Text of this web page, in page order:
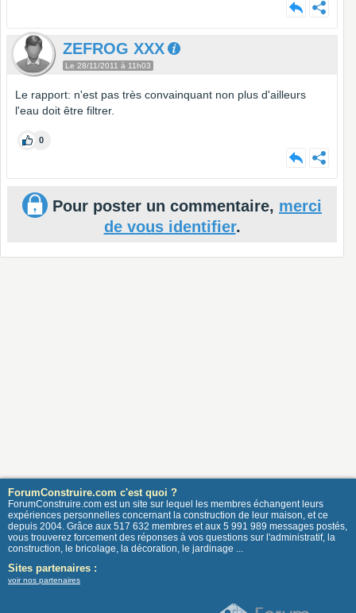
ZEFROG XXX
Le 28/11/2011 à 11h03
Le rapport: n'est pas très convainquant non plus d'ailleurs
l'eau doit être filtrer.
0
Pour poster un commentaire, merci
de vous identifier.
ForumConstruire.com c'est quoi ?
ForumConstruire.com est un site sur lequel les membres échangent leurs
expériences personnelles concernant la construction de leur maison, et ce
depuis 2004. Grâce aux 517 632 membres et aux 5 991 989 messages postés,
vous trouverez forcement des réponses à vos questions sur l'administratif, la
construction, le bricolage, la décoration, le jardinage ...
Sites partenaires :
voir nos partenaires